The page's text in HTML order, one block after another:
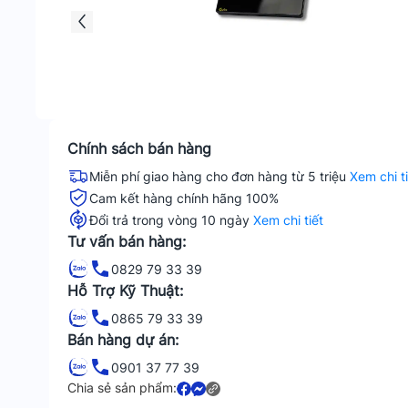
Chính sách bán hàng
Miễn phí giao hàng cho đơn hàng từ 5 triệu Xem chi
Cam kết hàng chính hãng 100%
Đổi trả trong vòng 10 ngày Xem chi tiết
Tư vấn bán hàng:
0829 79 33 39
Hỗ Trợ Kỹ Thuật:
0865 79 33 39
Bán hàng dự án:
0901 37 77 39
Chia sẻ sản phẩm: